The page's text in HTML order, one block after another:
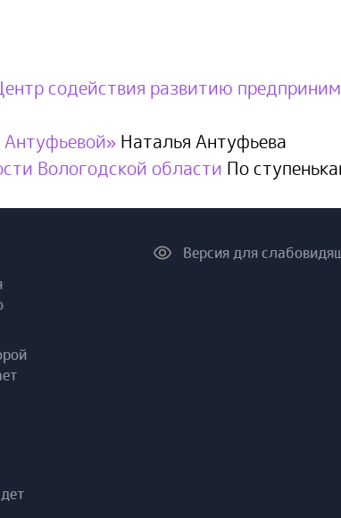
содействия развитию
Наталья Антуфьева
Вологодской области По
Версия для